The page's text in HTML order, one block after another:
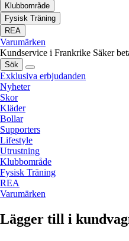
Klubbområde
Fysisk Träning
REA
Varumärken
Kundservice i Frankrike Säker
Sök
Exklusiva erbjudanden
Nyheter
Skor
Kläder
Bollar
Supporters
Lifestyle
Utrustning
Klubbområde
Fysisk Träning
REA
Varumärken
Lägger till i